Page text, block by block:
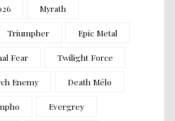
Myrath
Triumpher Epic Metal
Fear Twilight Force
Enemy Death Mélo
Evergrey